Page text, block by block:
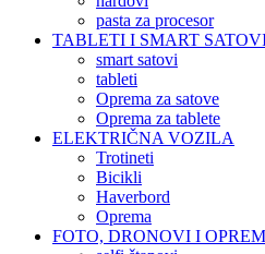
pasta za procesor
TABLETI I SMART
smart satovi
tableti
Oprema za satove
Oprema za tablete
ELEKTRIČNA VOZILA
Trotineti
Bicikli
Haverbord
Oprema
FOTO, DRONOVI I